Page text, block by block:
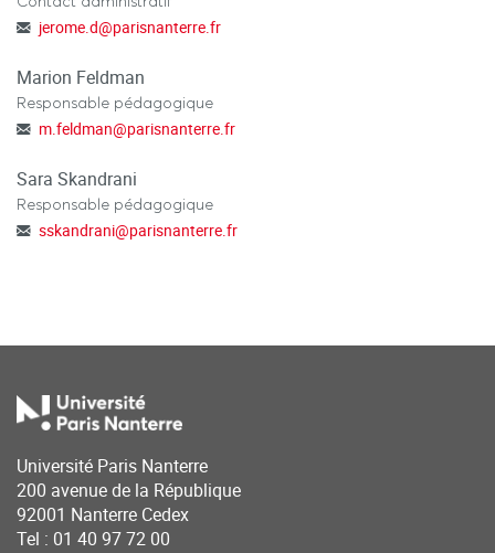
jerome.d@parisnanterre.fr
Marion Feldman
Responsable pédagogique
m.feldman@parisnanterre.fr
Sara Skandrani
Responsable pédagogique
sskandrani@parisnanterre.fr
Université Paris Nanterre
200 avenue de la République
92001 Nanterre Cedex
Tel : 01 40 97 72 00